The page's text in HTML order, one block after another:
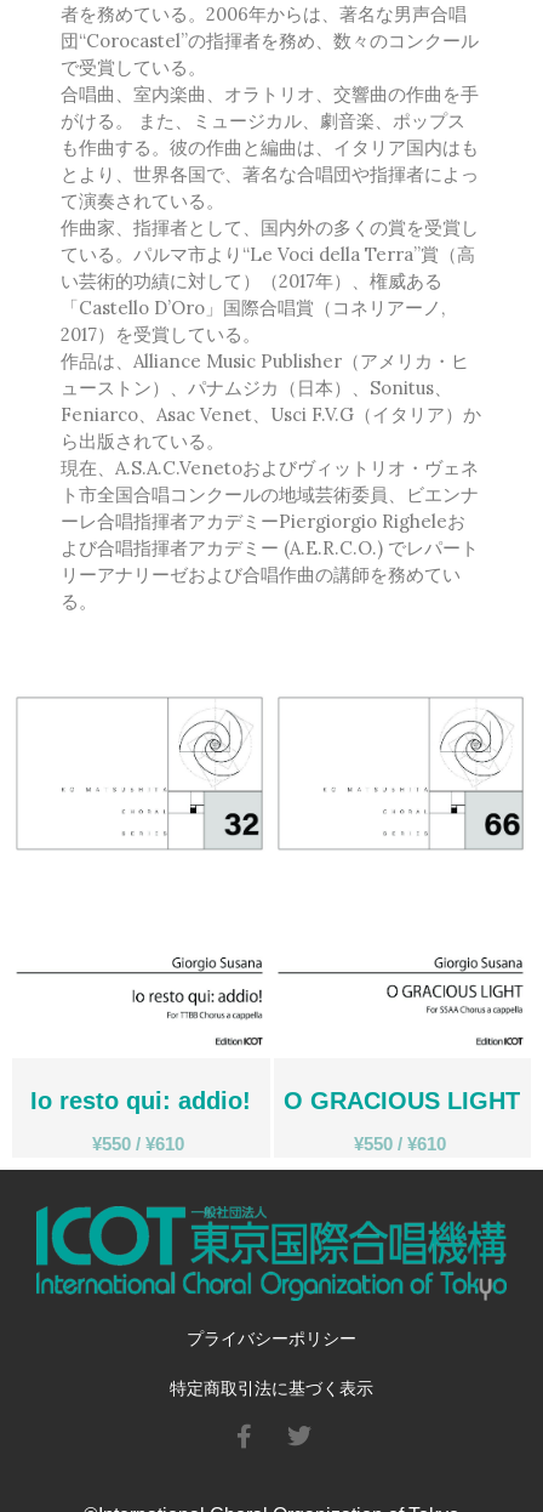
名田綾子
森山至貴
山内雅弘
山下祐加
横山 智昭
若林千春
海外の作曲者
Ivo Antognini
Jacques Arcadelt
Javier Busto
Simone Campanini
Kai-Young Chan
Sze Ying Chan
Christopher Cooley
Ambrož Čopi
Salvo Gangi
Laura Jēkabsone
Handy Kwong
Damijan Močnik
Monica Nasti
Giovanni Pierluigi da Palestrina
John August Pamintuan
Manolo Da Rold
Gabriele Saro
Giorgio Susana
Barna Szabó
者を務めている。2006年からは、著名な男声合唱
団“Corocastel”の指揮者を務め、数々のコンクール
で受賞している。
合唱曲、室内楽曲、オラトリオ、交響曲の作曲を手
がける。 また、ミュージカル、劇音楽、ポップス
も作曲する。彼の作曲と編曲は、イタリア国内はも
とより、世界各国で、著名な合唱団や指揮者によっ
て演奏されている。
作曲家、指揮者として、国内外の多くの賞を受賞し
ている。パルマ市より“Le Voci della Terra”賞（高
い芸術的功績に対して）（2017年）、権威ある
「Castello D’Oro」国際合唱賞（コネリアーノ,
2017）を受賞している。
作品は、Alliance Music Publisher（アメリカ・ヒ
ューストン）、パナムジカ（日本）、Sonitus、
Feniarco、Asac Venet、Usci F.V.G（イタリア）か
ら出版されている。
現在、A.S.A.C.Venetoおよびヴィットリオ・ヴェネ
ト市全国合唱コンクールの地域芸術委員、ビエンナ
ーレ合唱指揮者アカデミーPiergiorgio Righeleお
よび合唱指揮者アカデミー (A.E.R.C.O.) でレパート
リーアナリーゼおよび合唱作曲の講師を務めてい
る。
Io resto qui: addio!
¥550 /¥610
O GRACIOUS LIGHT
¥550/ ¥610
プライバシーポリシー
特定商取引法に基づく表示